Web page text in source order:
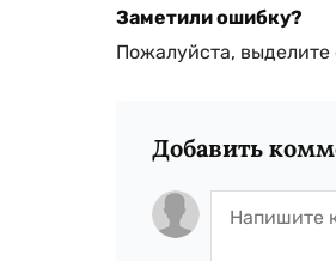
Заметили ошибку?
Пожалуйста,
Добавить